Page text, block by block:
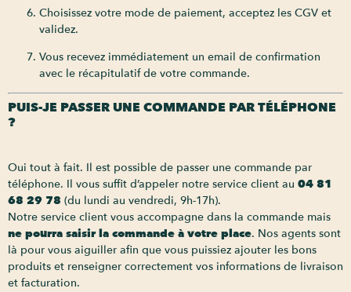
Choisissez votre mode de paiement, acceptez les CGV et
validez.
Vous recevez immédiatement un email de confirmation
avec le récapitulatif de votre commande.
PUIS-JE PASSER UNE COMMANDE PAR TÉLÉPHONE
?
Oui tout à fait. Il est possible de passer une commande par
téléphone. Il vous suffit d’appeler notre service client au 04 81
68 29 78 (du lundi au vendredi, 9h-17h).
Notre service client vous accompagne dans la commande mais
ne pourra saisir la commande à votre place. Nos agents sont
là pour vous aiguiller afin que vous puissiez ajouter les bons
produits et renseigner correctement vos informations de livraison
et facturation.